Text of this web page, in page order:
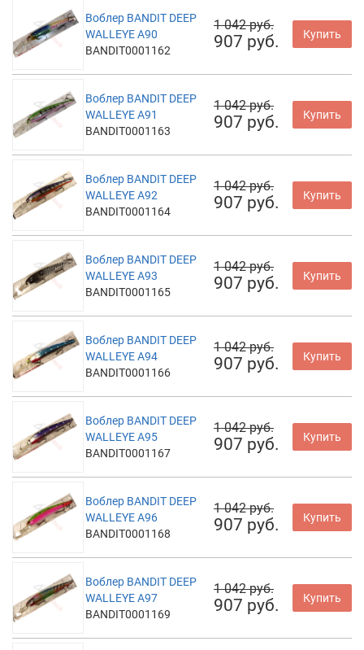
Воблер BANDIT DEEP
WALLEYE A90
BANDIT0001162
1 042 руб.
907 руб. Купить
Воблер BANDIT DEEP
WALLEYE A91
BANDIT0001163
1 042 руб.
907 руб. Купить
Воблер BANDIT DEEP
WALLEYE A92
BANDIT0001164
1 042 руб.
907 руб. Купить
Воблер BANDIT DEEP
WALLEYE A93
BANDIT0001165
1 042 руб.
907 руб. Купить
Воблер BANDIT DEEP
WALLEYE A94
BANDIT0001166
1 042 руб.
907 руб. Купить
Воблер BANDIT DEEP
WALLEYE A95
BANDIT0001167
1 042 руб.
907 руб. Купить
Воблер BANDIT DEEP
WALLEYE A96
BANDIT0001168
1 042 руб.
907 руб. Купить
Воблер BANDIT DEEP
WALLEYE A97
BANDIT0001169
1 042 руб.
907 руб. Купить